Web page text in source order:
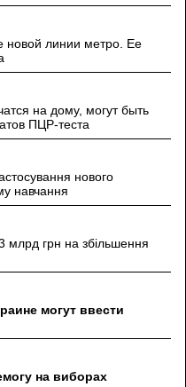
новой линии метро. Ее
на дому, могут быть
ПЦР-теста
нового
навчання
млрд грн на збільшення
могут ввести
на виборах